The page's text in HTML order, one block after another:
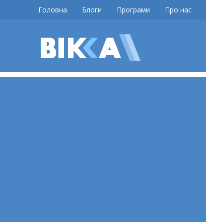
Головна Блоги Програми Про нас